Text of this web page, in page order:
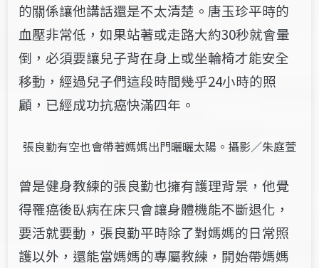
的關係讓他講話還是不太清楚。唐玉珍平時的
血壓非常低，如果站著或走路大約30秒就會暈
倒，必須要讓兒子背在身上或坐輪椅才能安全
移動，經過兒子們這段時間幾乎24小時的照
顧，已經成功抗癌快滿四年。
張良勤有空也會帶著媽媽出門曬曬太陽。攝影／朱庭萱
曾是健身教練的張良勤也擁有護理背景，他覺
得罹癌後臥病在床只會讓身體機能不斷退化，
要活就要動，張良勤平時除了對媽媽的日常照
護以外，還能當媽媽的專屬教練，開始帶媽媽